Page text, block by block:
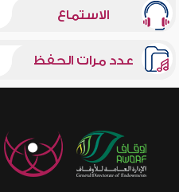
الاستماع
عدد مرات الحفظ